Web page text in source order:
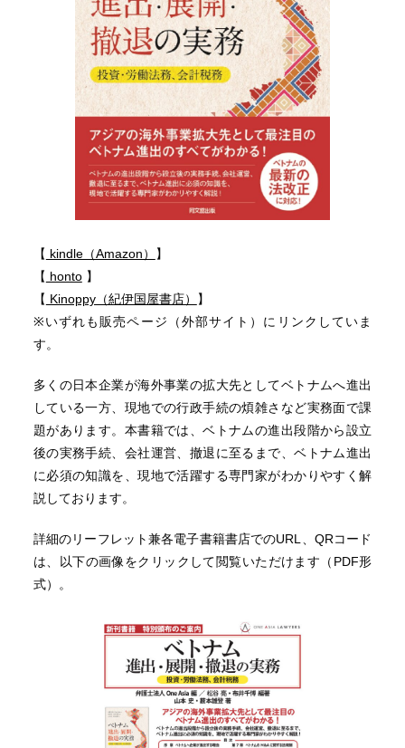
【 kindle（Amazon）
】
【 honto】
【 Kinoppy（紀伊国屋書店）
】
※いずれも販売ページ（外部サイト）にリンクしていま
す。
多くの日本企業が海外事業の拡大先としてベトナムへ進出
している一方、現地での行政手続の煩雑さなど実務面で課
題があります。本書籍では、ベトナムの進出段階から設立
後の実務手続、会社運営、撤退に至るまで、ベトナム進出
に必須の知識を、現地で活躍する専門家がわかりやすく解
説しております。
詳細のリーフレット兼各電子書籍書店でのURL、QRコード
は、以下の画像をクリックして閲覧いただけます（PDF形
式）。